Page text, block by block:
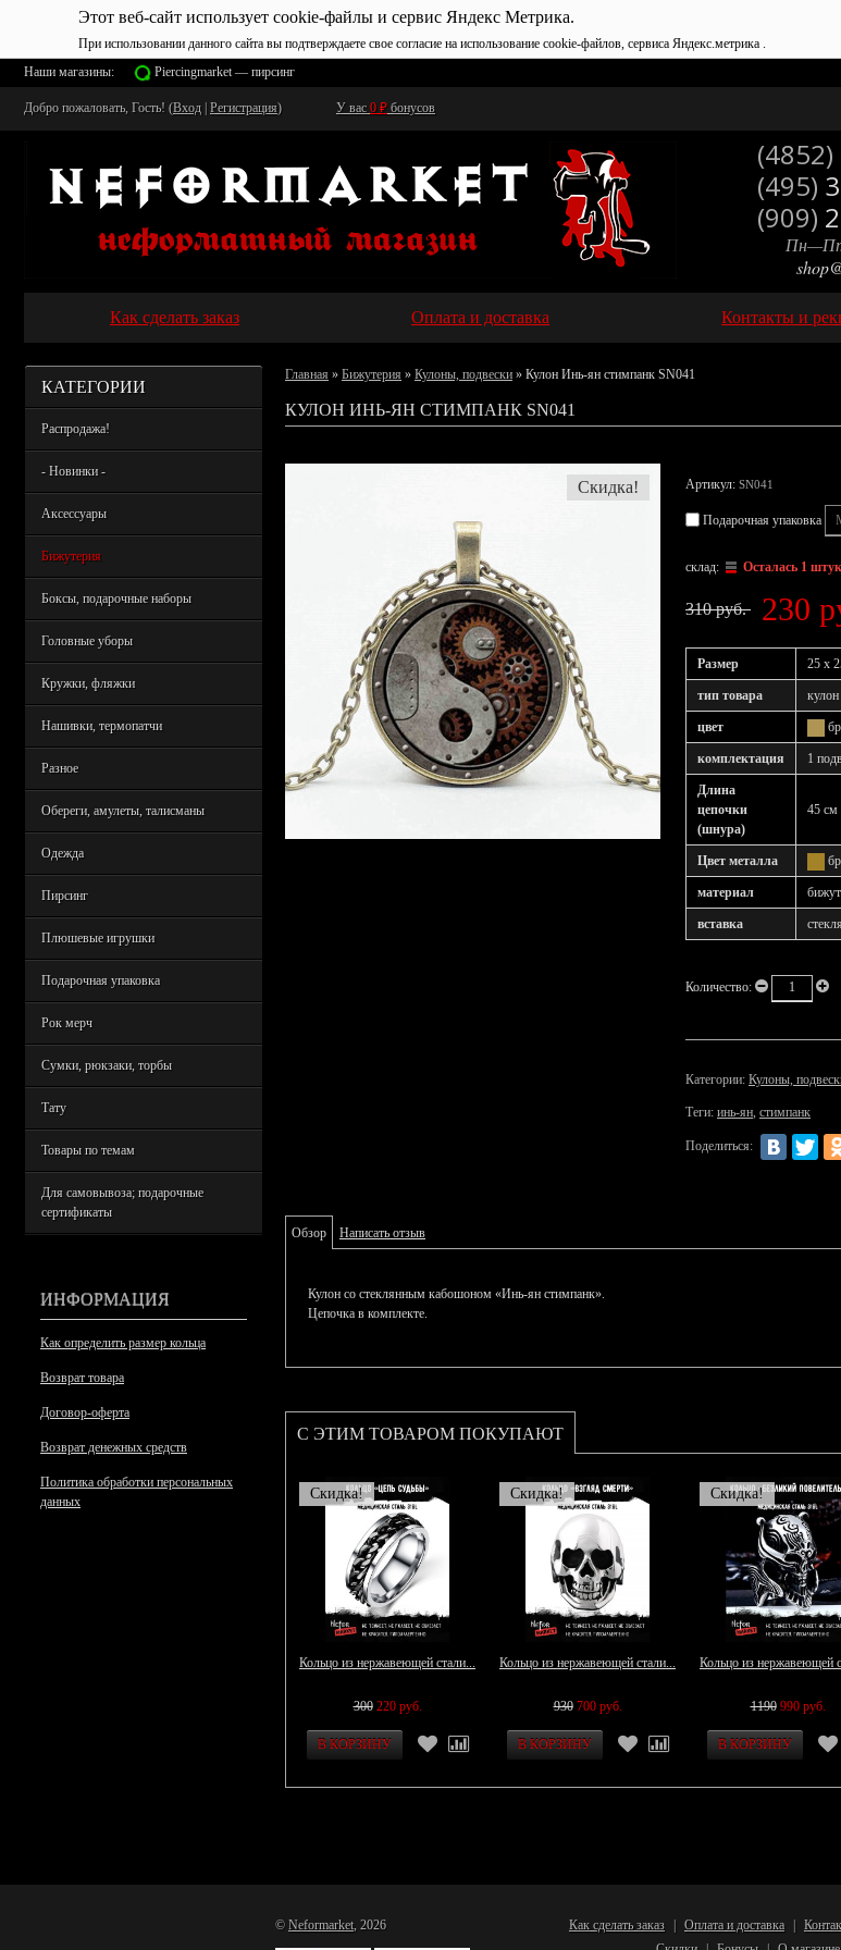
Этот веб-сайт использует cookie-файлы и сервис Яндекс Метрика.
При использовании данного сайта вы подтверждаете свое согласие на использование cookie-файлов, сервиса Яндекс.метрика .
Наши магазины: Piercingmarket — пирсинг
Добро пожаловать, Гость! (Вход Регистрация) У вас 0 ₽ бонусов
(4852)
(495)
(909)
Как сделать заказ Оплата и доставка Контакты и
КАТЕГОРИИ
Распродажа!
- Новинки -
Аксессуары
Бижутерия
Боксы, подарочные наборы
Головные уборы
Кружки, фляжки
Нашивки, термопатчи
Разное
Обереги, амулеты, талисманы
Одежда
Пирсинг
Плюшевые игрушки
Подарочная упаковка
Рок мерч
Сумки, рюкзаки, торбы
Тату
Товары по темам
Для самовывоза; подарочные
сертификаты
ИНФОРМАЦИЯ
Как определить размер кольца
Возврат товара
Договор-оферта
Возврат денежных средств
Политика обработки персональных
данных
Главная » Бижутерия » Кулоны, подвески » Кулон Инь-ян стимпанк SN041
КУЛОН ИНЬ-ЯН СТИМПАНК SN041
Скидка! Артикул: SN041
Подарочная упаковка
склад: Осталась 1
310 руб. 230
Размер 25 х
тип товара кулон
цвет
комплектация 1
Длина
цепочки
(шнура)
45 см
Цвет металла
материал
вставка
Количество:
Категории: Кулоны,
Теги: инь-ян, стимпанк
Поделиться:
Обзор Написать отзыв
Кулон со стеклянным кабошоном «Инь-ян стимпанк».
Цепочка в комплекте.
С ЭТИМ ТОВАРОМ ПОКУПАЮТ
Скидка!
Кольцо из нержавеющей стали...
300 220 руб.
Скидка!
Кольцо из нержавеющей стали...
930 700 руб.
Скидка!
Кольцо из нержавеющей
1190 990 руб.
© Neformarket, 2026 Как сделать заказ Оплата и доставка